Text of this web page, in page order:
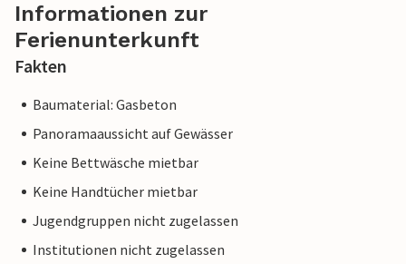
Informationen zur
Ferienunterkunft
Fakten
Baumaterial: Gasbeton
Panoramaaussicht auf Gewässer
Keine Bettwäsche mietbar
Keine Handtücher mietbar
Jugendgruppen nicht zugelassen
Institutionen nicht zugelassen